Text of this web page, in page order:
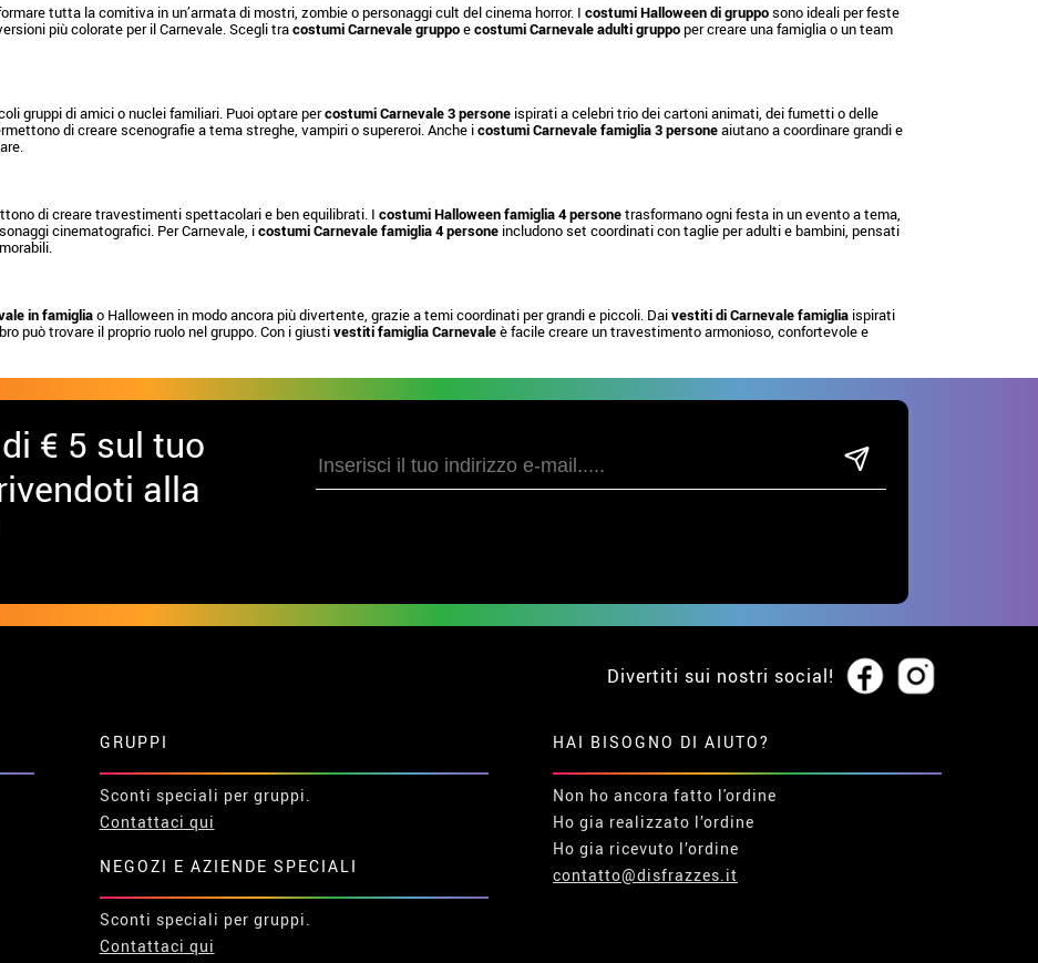
tutta la comitiva in un’armata di mostri, zombie o personaggi cult del cinema horror. I costumi Halloween di grupposono ideali per feste
più colorate per il Carnevale. Scegli tracostumi Carnevale gruppoecostumi Carnevale adulti gruppoper creare una famiglia o un team
gruppi di amici o nuclei familiari. Puoi optare percostumi Carnevale 3 persone ispirati a celebri trio dei cartoni animati, dei fumetti o delle
di creare scenografie a tema streghe, vampiri o supereroi. Anche icostumi Carnevale famiglia 3 personeaiutano a coordinare grandi e
di creare travestimenti spettacolari e ben equilibrati. I costumi Halloween famiglia 4 personetrasformano ogni festa in un evento a tema,
cinematografici. Per Carnevale, icostumi Carnevale famiglia 4 persone includono set coordinati con taglie per adulti e bambini, pensati
in famigliao Halloween in modo ancora più divertente, grazie a temi coordinati per grandi e piccoli. Daivestiti di Carnevale famiglia ispirati
può trovare il proprio ruolo nel gruppo. Con i giustivestiti famiglia Carnevaleè facile creare un travestimento armonioso, confortevole e
€ 5 sul tuo
alla
Divertiti sui nostri social!
GRUPPI
Sconti speciali per gruppi.
Contattaci qui
NEGOZI E AZIENDE SPECIALI
Sconti speciali per gruppi.
Contattaci qui
HAI BISOGNO DI AIUTO?
Non ho ancora fatto l'ordine
Ho gia realizzato l’ordine
Ho gia ricevuto l’ordine
contatto@disfrazzes.it